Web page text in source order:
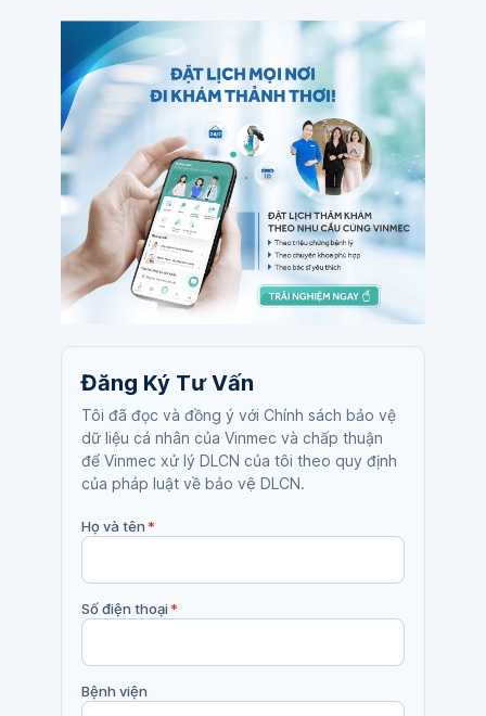
Đăng Ký Tư Vấn
Tôi đã đọc và đồng ý với Chính sách bảo vệ
dữ liệu cá nhân của Vinmec và chấp thuận
để Vinmec xử lý DLCN của tôi theo quy định
của pháp luật về bảo vệ DLCN.
Họ và tên*
Số điện thoại*
Bệnh viện